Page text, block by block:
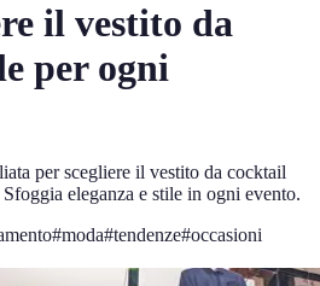
il vestito da
per ogni
per scegliere il vestito da cocktail
eleganza e stile in ogni evento.
#moda#tendenze#occasioni